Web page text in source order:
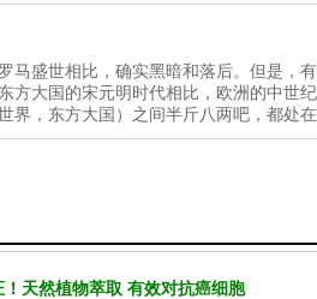
马盛世相比，确实黑暗和落后。但是，
方大国的宋元明时代相比，欧洲的中世
界，东方大国）之间半斤八两吧，都处
天然植物萃取 有效对抗癌细胞